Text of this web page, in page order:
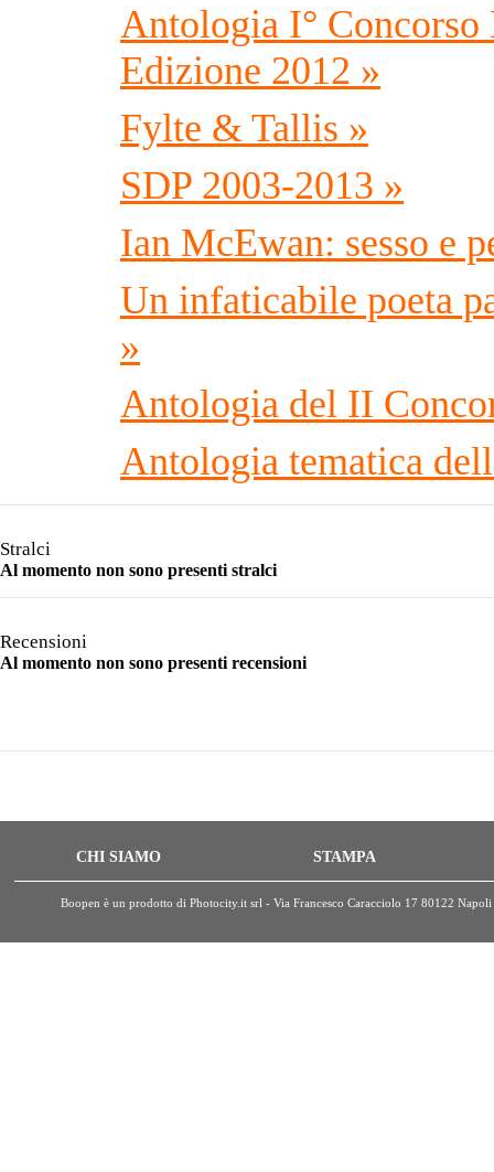
Antologia I°
Edizione 2012 »
Fylte & Tallis »
SDP 2003-2013 »
Ian McEwan: sesso e
Un infaticabile poeta
»
Antologia del II
Antologia tematica
Stralci
Al momento non sono presenti stralci
Recensioni
Al momento non sono presenti recensioni
CHI SIAMO STAMPA
Boopen è un prodotto di Photocity.it srl - Via Francesco Caracciolo 17 80122